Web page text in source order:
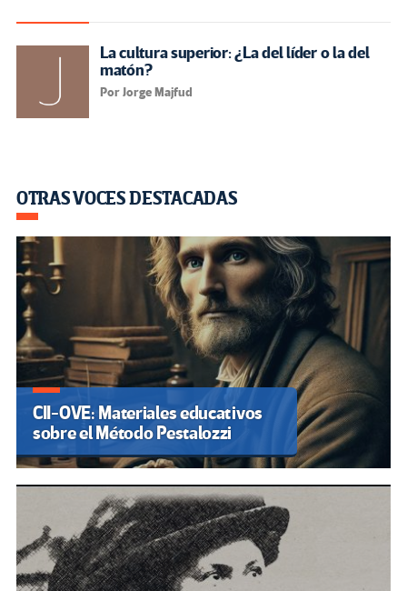
La cultura superior: ¿La del líder o la del
matón?
Por Jorge Majfud
OTRAS VOCES DESTACADAS
CII-OVE: Materiales educativos
sobre el Método Pestalozzi